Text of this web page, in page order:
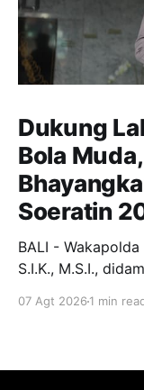
Dukung
Bola
Soeratin
BALI -
S.I.K., M.S.I.,
yang akan
07 Agt 2026 1 min